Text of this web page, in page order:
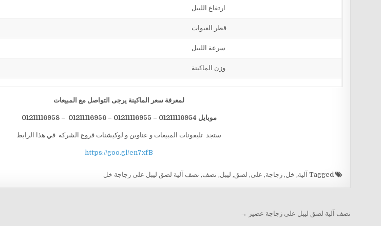
ارتفاع الليبل
قطر العبوات
سرعة الليبل
وزن الماكينة
لمعرفة سعر الماكينة يرجى التواصل مع المبيعات
موبايل 01211116954 – 01211116955 – 01211116956 – 01211116958
ستجد تليفونات المبيعات و عناوين و لوكيشنات فروع الشركة في هذا الرابط
https://goo.gl/en7xfB
Tagged آلية, خل,زجاجة, على, لصق, ليبل, نصف, نصف آلية لصق ليبل على زجاجة خل
تصفّح المقالات
نصف آلية لصق ليبل على زجاجة عصير →